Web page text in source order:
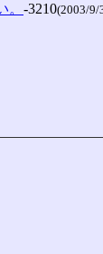
-3210(2003/9/